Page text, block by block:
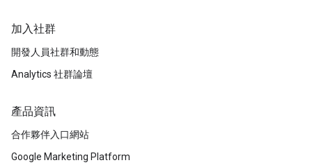
加入社群
開發人員社群和動態
Analytics 社群論壇
產品資訊
合作夥伴入口網站
Google Marketing Platform